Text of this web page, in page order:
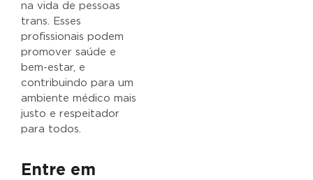
na vida de pessoas
trans. Esses
profissionais podem
promover saúde e
bem-estar, e
contribuindo para um
ambiente médico mais
justo e respeitador
para todos.
Entre em